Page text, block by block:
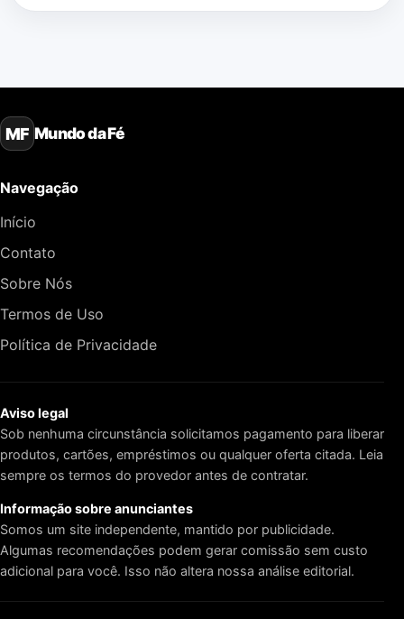
MF Mundo da Fé
Navegação
Início
Contato
Sobre Nós
Termos de Uso
Política de Privacidade
Aviso legal
Sob nenhuma circunstância solicitamos pagamento para liberar
produtos, cartões, empréstimos ou qualquer oferta citada. Leia
sempre os termos do provedor antes de contratar.
Informação sobre anunciantes
Somos um site independente, mantido por publicidade.
Algumas recomendações podem gerar comissão sem custo
adicional para você. Isso não altera nossa análise editorial.